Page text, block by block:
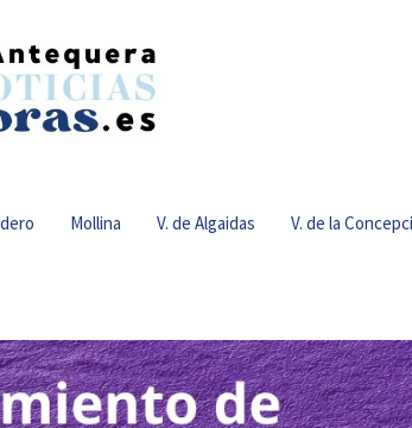
Mollina V. de Algaidas V. de la